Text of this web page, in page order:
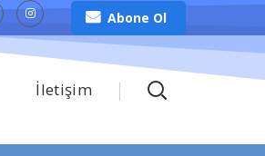
Abone Ol
İletişim